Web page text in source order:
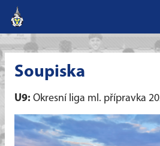
Soupiska
U9: Okresní liga ml. přípravka